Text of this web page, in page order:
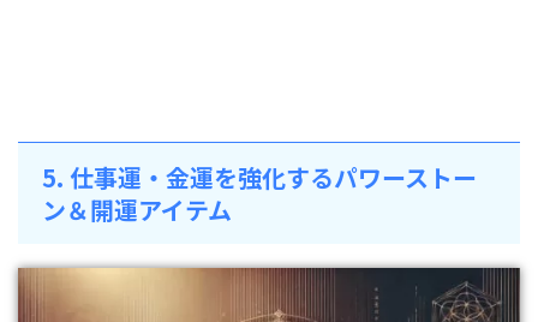
5. 仕事運・金運を強化するパワーストー
ン＆開運アイテム